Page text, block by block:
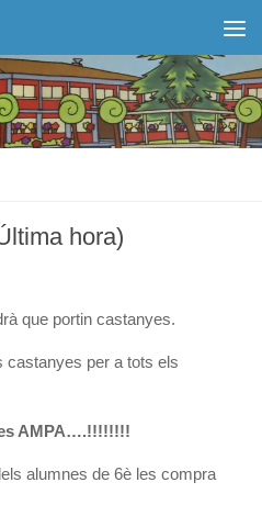
hora)
que portin castanyes.
castanyes per a tots els
AMPA….!!!!!!!!
alumnes de 6è les compra